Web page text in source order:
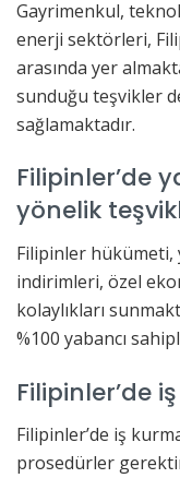
Gayrimenkul,
enerji sektörleri,
arasında yer
sunduğu teşvikler
sağlamaktadır.
Filipinler’de
yönelik
Filipinler hükümeti,
indirimleri, özel
kolaylıkları
%100 yabancı
Filipinler’de
Filipinler’de iş
prosedürler